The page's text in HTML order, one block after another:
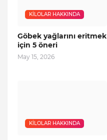
KILOLAR HAKKINDA
Göbek yağlarını eritmek
için 5 öneri
May 15, 2026
KILOLAR HAKKINDA